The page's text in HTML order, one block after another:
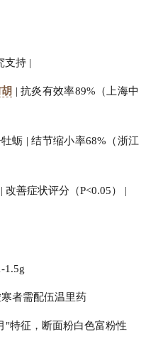
支持 |
| 抗炎有效率89%（上海中
蛎 | 结节缩小率68%（浙江
改善症状评分（P<0.05） |
1.5g
者需配伍温里药
"特征，断面粉白色富粉性